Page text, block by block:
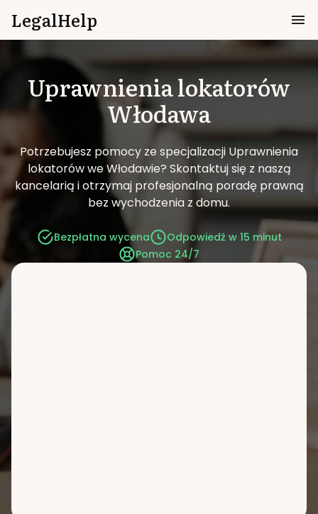
LegalHelp
Uprawnienia lokatorów
Włodawa
Potrzebujesz pomocy ze specjalizacji Uprawnienia
lokatorów we Włodawie? Skontaktuj się z naszą
kancelarią i otrzymaj profesjonalną poradę prawną
bez wychodzenia z domu.
Bezpłatna wycena
Odpowiedź w 15 minut
Pomoc 24/7